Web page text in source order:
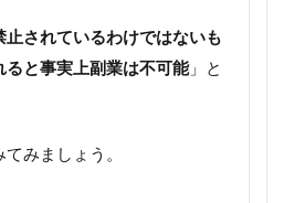
止されているわけではないも
と事実上副業は不可能」と
みましょう。